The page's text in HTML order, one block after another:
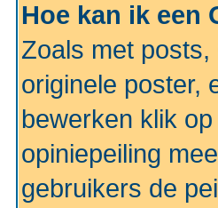
Hoe kan ik een
Zoals met
originele poster,
bewerken klik
opiniepeiling
gebruikers de